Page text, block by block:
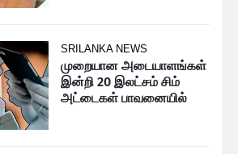
SRILANKA NEWS
முறையான அடையாளங்கள்
இன்றி 20 இலட்சம் சிம்
அட்டைகள் பாவனையில்